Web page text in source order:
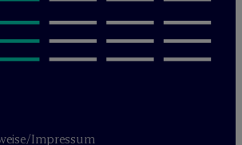
Impressum